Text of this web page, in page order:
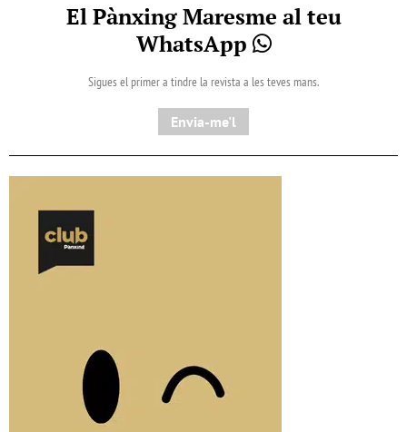
El Pànxing Maresme al teu
WhatsApp
Sigues el primer a tindre la revista a les teves mans.
Envia-me'l